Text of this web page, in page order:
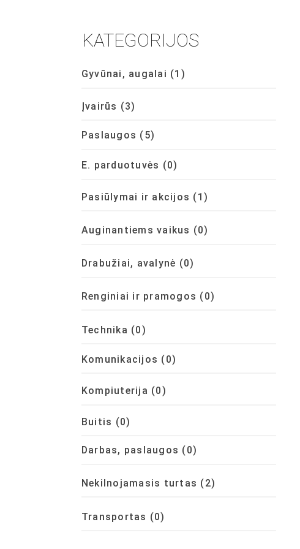
KATEGORIJOS
Gyvūnai, augalai (1)
Įvairūs (3)
Paslaugos (5)
E. parduotuvės (0)
Pasiūlymai ir akcijos (1)
Auginantiems vaikus (0)
Drabužiai, avalynė (0)
Renginiai ir pramogos (0)
Technika (0)
Komunikacijos (0)
Kompiuterija (0)
Buitis (0)
Darbas, paslaugos (0)
Nekilnojamasis turtas (2)
Transportas (0)